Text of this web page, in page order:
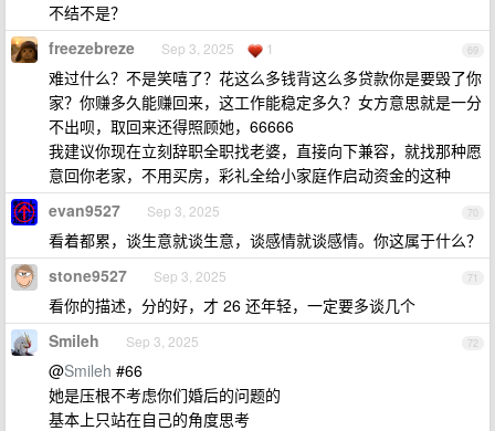
不结不是？
69
freezebreze Sep 3, 2025 1
难过什么？不是笑嘻了？花这么多钱背这么多贷款你是要毁了你
家？你赚多久能赚回来，这工作能稳定多久？女方意思就是一分
不出呗，取回来还得照顾她，66666
我建议你现在立刻辞职全职找老婆，直接向下兼容，就找那种愿
意回你老家，不用买房，彩礼全给小家庭作启动资金的这种
70
evan9527 Sep 3, 2025
看着都累，谈生意就谈生意，谈感情就谈感情。你这属于什么？
71
stone9527 Sep 3, 2025
看你的描述，分的好，才 26 还年轻，一定要多谈几个
72
Smileh Sep 3, 2025
@Smileh #66
她是压根不考虑你们婚后的问题的
基本上只站在自己的角度思考